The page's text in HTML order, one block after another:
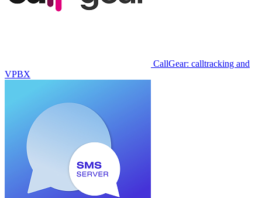
CallGear: calltracking and
VPBX